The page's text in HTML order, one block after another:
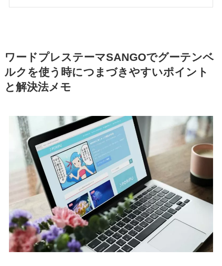
ワードプレステーマSANGOでグーテンベ
ルクを使う時につまづきやすいポイント
と解決法メモ